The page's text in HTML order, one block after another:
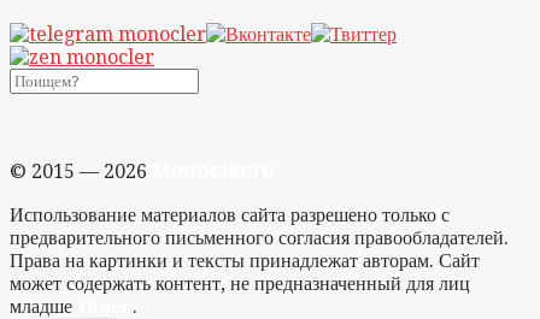
© 2015 — 2026
Использование материалов сайта разрешено только с
предварительного письменного согласия правообладателей.
Права на картинки и тексты принадлежат авторам. Сайт
может содержать контент, не предназначенный для лиц
младше
.